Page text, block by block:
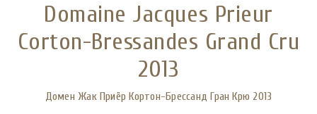
Domaine Jacques Prieur
Corton-Bressandes Grand Cru
2013
Домен Жак Приёр Кортон-Брессанд Гран Крю 2013